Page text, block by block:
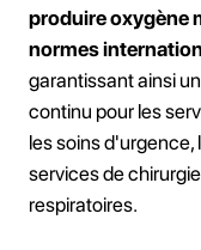
produire oxygène
normes
garantissant ainsi
continu pour les
les soins d'urgence,
services de
respiratoires.